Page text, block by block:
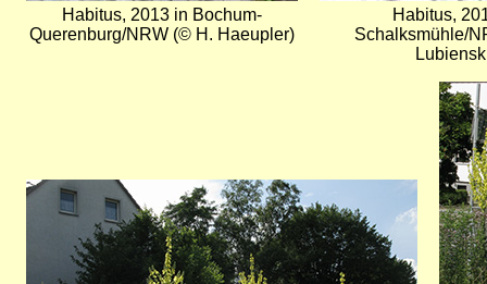
Habitus, 2013 in Bochum-
Querenburg/NRW (© H. Haeupler)
Habitus,
Schalksmühle/
Bild
Bild